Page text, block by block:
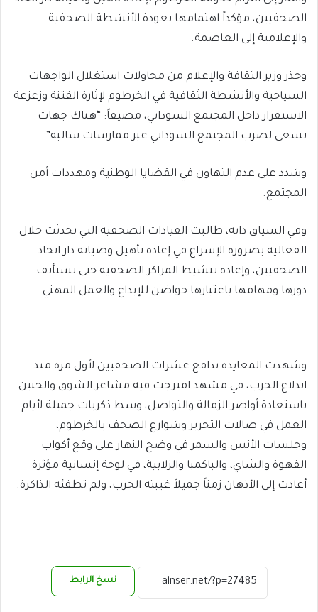
الصحفيين، مؤكداً اهتمامها بعودة الأنشطة الصحفية
والإعلامية إلى العاصمة.
وحذر وزير الثقافة والإعلام من محاولات استغلال الواجهات
السياحية والأنشطة الثقافية في الخرطوم لإثارة الفتنة وزعزعة
الاستقرار داخل المجتمع السوداني، مضيفاً: “هناك جهات
تسعى لضرب المجتمع السوداني عبر ممارسات سالبة”.
وشدد على عدم التهاون في القضايا الوطنية ومهددات أمن
المجتمع.
وفي السياق ذاته، طالبت القيادات الصحفية التي تحدثت خلال
الفعالية بضرورة الإسراع في إعادة تأهيل وصيانة دار اتحاد
الصحفيين، وإعادة تنشيط المراكز الصحفية حتى تستأنف
دورها ومهامها باعتبارها حواضن للإبداع والعمل المهني.
وشهدت المعايدة تدافع عشرات الصحفيين لأول مرة منذ
اندلاع الحرب، في مشهد امتزجت فيه مشاعر الشوق والحنين
باستعادة أواصر الزمالة والتواصل، وسط ذكريات جميلة لأيام
العمل في صالات التحرير وشوارع الصحف بالخرطوم،
وجلسات الأنس والسمر في وضح النهار على وقع أكواب
القهوة والشاي، والباكمبا والزلابية، في لوحة إنسانية مؤثرة
أعادت إلى الأذهان زمناً جميلاً غيبته الحرب، ولم تطفئه الذاكرة.
نسخ الرابط